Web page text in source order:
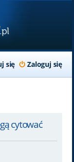
Zaloguj się
się
cytować